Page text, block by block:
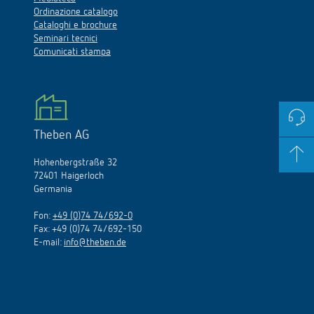
Ordinazione catalogo
Cataloghi e brochure
Seminari tecnici
Comunicati stampa
Theben AG
Hohenbergstraße 32
72401 Haigerloch
Germania
Fon: +49 (0)74 74/692-0
Fax: +49 (0)74 74/692-150
E-mail: info@theben.de